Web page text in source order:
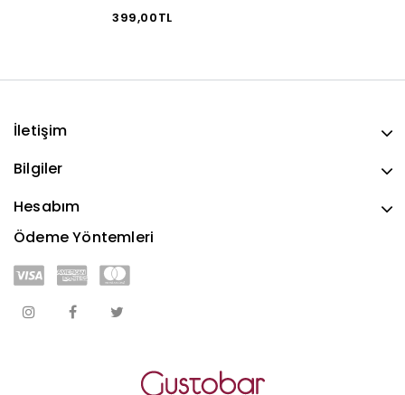
399,00TL
İletişim
Bilgiler
Hesabım
Ödeme Yöntemleri